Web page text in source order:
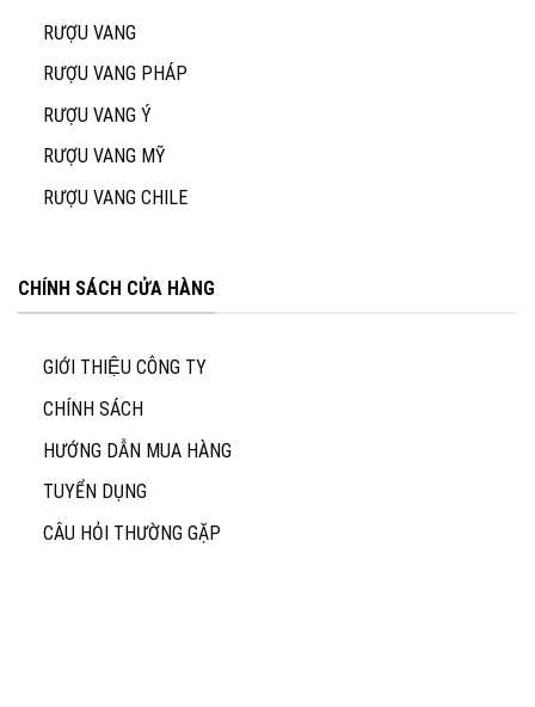
RƯỢU VANG
RƯỢU VANG PHÁP
RƯỢU VANG Ý
RƯỢU VANG MỸ
RƯỢU VANG CHILE
CHÍNH SÁCH CỬA HÀNG
GIỚI THIỆU CÔNG TY
CHÍNH SÁCH
HƯỚNG DẪN MUA HÀNG
TUYỂN DỤNG
CÂU HỎI THƯỜNG GẶP